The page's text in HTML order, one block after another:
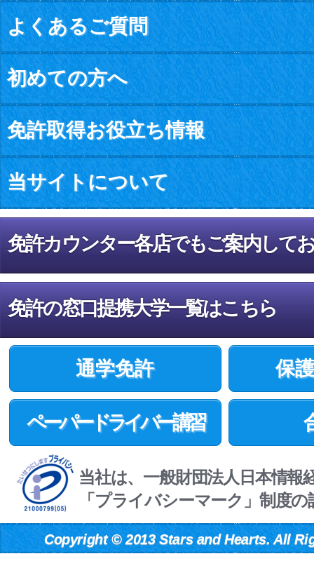
よくあるご質問
初めての方へ
免許取得お役立ち情報
当サイトについて
免許カウンター各店でもご案内して
免許の窓口提携大学一覧はこちら
通学免許
ペーパードライバー講習
保
当社は、一般財団法人日本情報
「プライバシーマーク」制度
Copyright©2013 Stars and Hearts. All